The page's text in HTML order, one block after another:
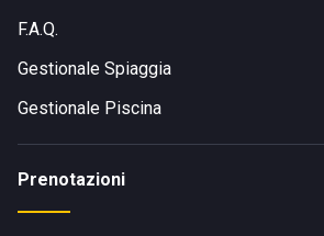
F.A.Q.
Gestionale Spiaggia
Gestionale Piscina
Prenotazioni